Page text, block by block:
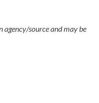
agency/source and may be